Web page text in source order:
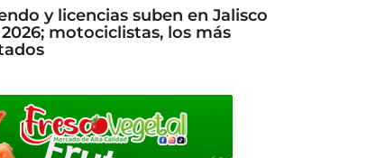
y licencias suben en Jalisco
motociclistas, los más